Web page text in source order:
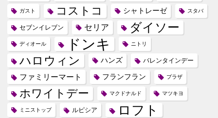
ガスト コストコ シャトレーゼ スタバ
セブンイレブン セリア ダイソー
ディオール ドンキ ニトリ
ハロウィン ハンズ バレンタインデー
ファミリーマート フランフラン プラザ
ホワイトデー マクドナルド マツキヨ
ミニストップ ルピシア ロフト